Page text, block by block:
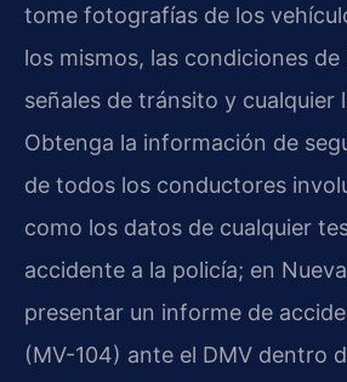
tome fotografías de los
los mismos, las condiciones
señales de tránsito y cualquier
Obtenga la información de
de todos los conductores
como los datos de cualquier
accidente a la policía; en
presentar un informe de
(MV-104) ante el DMV dentro